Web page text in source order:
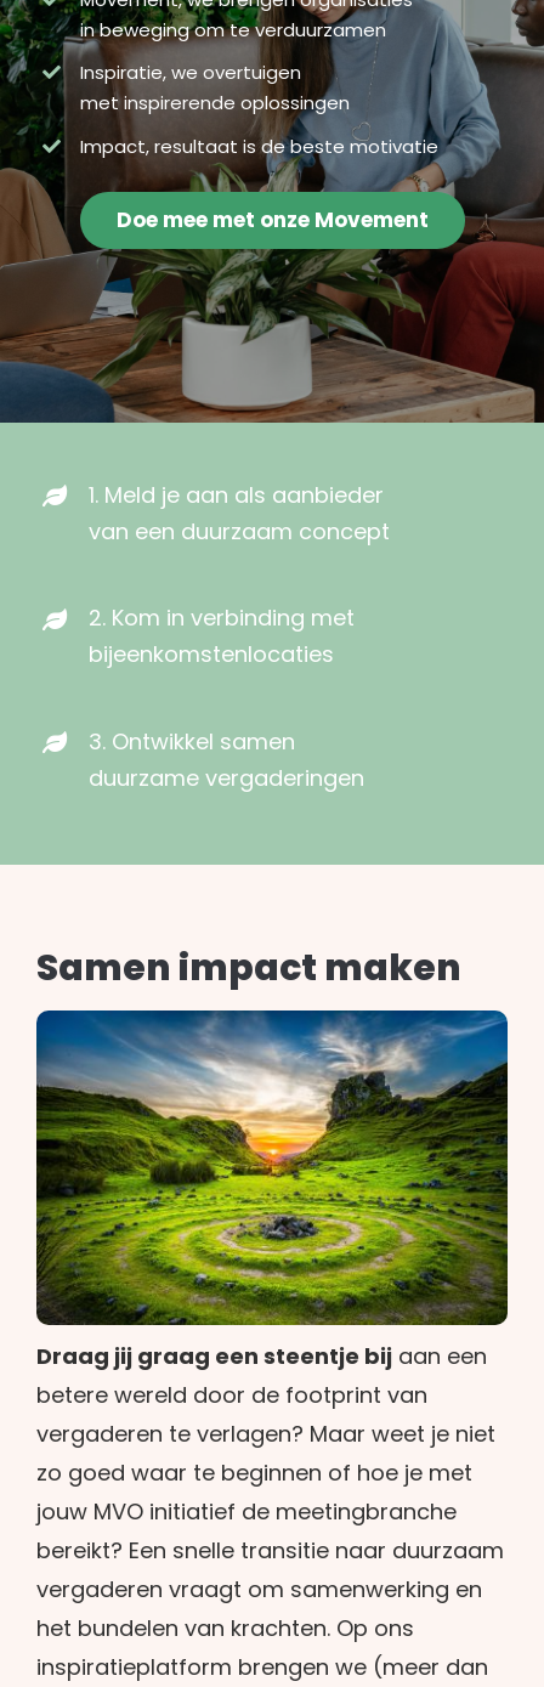
in beweging om te verduurzamen
Inspiratie, we overtuigen
met inspirerende oplossingen
Impact, resultaat is de beste motivatie
Doe mee met onze Movement
1. Meld je aan als aanbieder
van een duurzaam concept
2. Kom in verbinding met
bijeenkomstenlocaties
3. Ontwikkel samen
duurzame vergaderingen
Samen impact maken
Draag jij graag een steentje bijaan een
betere wereld door de footprint van
vergaderen te verlagen? Maar weet je niet
zo goed waar te beginnen of hoe je met
jouw MVO initiatief de meetingbranche
bereikt? Een snelle transitie naar duurzaam
vergaderen vraagt om samenwerking en
het bundelen van krachten. Op ons
inspiratieplatform brengen we (meer dan